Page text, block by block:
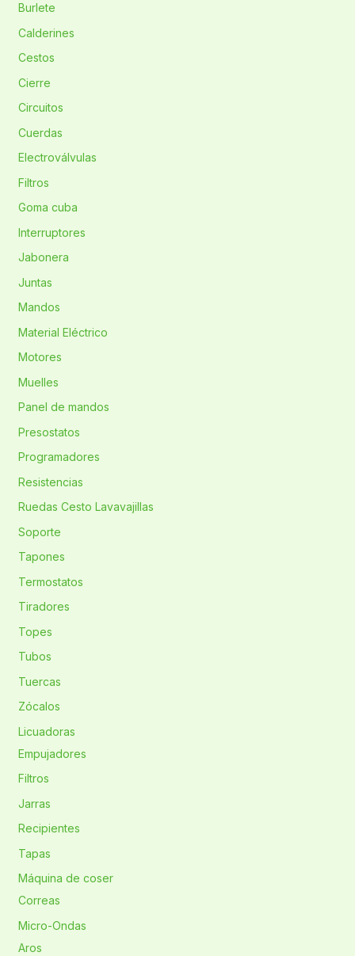
Burlete
Calderines
Cestos
Cierre
Circuitos
Cuerdas
Electroválvulas
Filtros
Goma cuba
Interruptores
Jabonera
Juntas
Mandos
Material Eléctrico
Motores
Muelles
Panel de mandos
Presostatos
Programadores
Resistencias
Ruedas Cesto Lavavajillas
Soporte
Tapones
Termostatos
Tiradores
Topes
Tubos
Tuercas
Zócalos
Licuadoras
Empujadores
Filtros
Jarras
Recipientes
Tapas
Máquina de coser
Correas
Micro-Ondas
Aros